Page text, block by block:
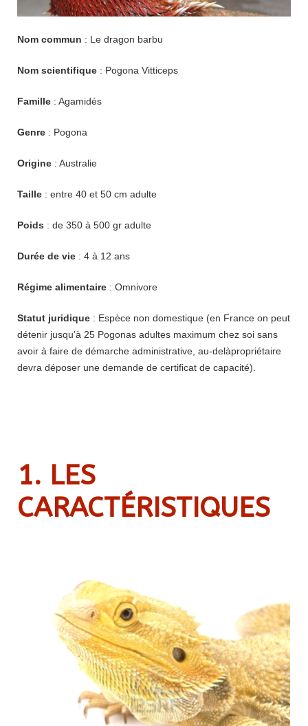
Nom commun : Le dragon barbu
Nom scientifique : Pogona Vitticeps
Famille : Agamidés
Genre : Pogona
Origine : Australie
Taille : entre 40 et 50 cm adulte
Poids : de 350 à 500 gr adulte
Durée de vie : 4 à 12 ans
Régime alimentaire : Omnivore
Statut juridique : Espèce non domestique (en France on peut
détenir jusqu’à 25 Pogonas adultes maximum chez soi sans
avoir à faire de démarche administrative, au-delàpropriétaire
devra déposer une demande de certificat de capacité).
1. LES
CARACTÉRISTIQUES